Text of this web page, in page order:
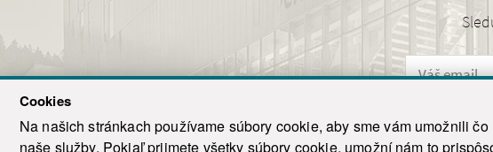
Cookies
Na našich stránkach používame súbory cookie, aby sme vám umožnili
naše služby. Pokiaľ prijmete všetky súbory cookie, umožní nám to